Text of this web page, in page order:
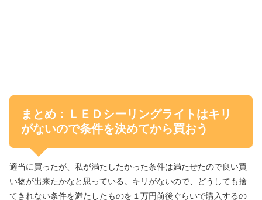
まとめ：ＬＥＤシーリングライトはキリ
がないので条件を決めてから買おう
適当に買ったが、私が満たしたかった条件は満たせたので良い買
い物が出来たかなと思っている。キリがないので、どうしても捨
てきれない条件を満たしたものを１万円前後ぐらいで購入するの